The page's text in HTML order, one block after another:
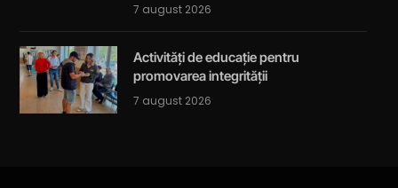
7 august 2026
Activități de educație pentru
promovarea integrității
7 august 2026